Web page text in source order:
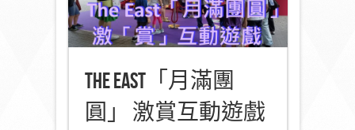
The East「月滿團
圓」 激賞互動遊戲